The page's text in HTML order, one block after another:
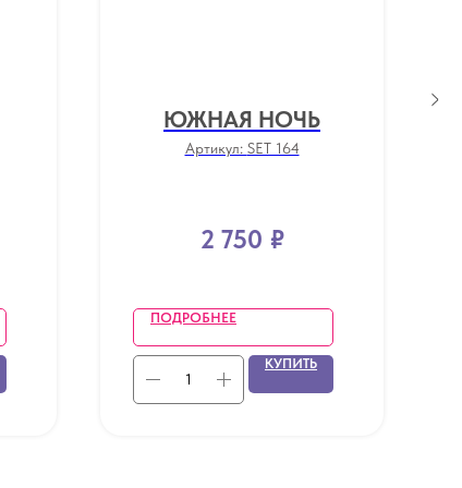
ЮЖНАЯ НОЧЬ
Артикул: SET 164
2 750 ₽
ПОДРОБНЕЕ
КУПИТЬ